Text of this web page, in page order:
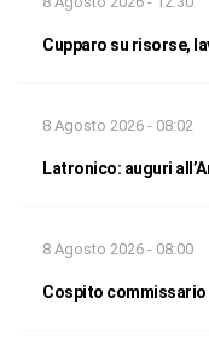
Cupparo su risorse,
8 Agosto 2026 - 08:02
Latronico: auguri
8 Agosto 2026 - 08:00
Cospito commissario